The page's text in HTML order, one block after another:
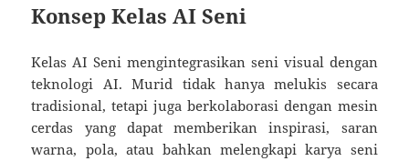
Konsep Kelas AI Seni
Kelas AI Seni mengintegrasikan seni visual dengan
teknologi AI. Murid tidak hanya melukis secara
tradisional, tetapi juga berkolaborasi dengan mesin
cerdas yang dapat memberikan inspirasi, saran
warna, pola, atau bahkan melengkapi karya seni